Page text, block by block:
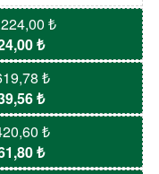
₺
₺
₺
₺
₺
₺